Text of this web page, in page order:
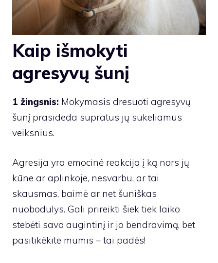
Kaip išmokyti
agresyvų šunį
1 žingsnis: Mokymasis dresuoti agresyvų
šunį prasideda supratus jų sukeliamus
veiksnius.
Agresija yra emocinė reakcija į ką nors jų
kūne ar aplinkoje, nesvarbu, ar tai
skausmas, baimė ar net šuniškas
nuobodulys. Gali prireikti šiek tiek laiko
stebėti savo augintinį ir jo bendravimą, bet
pasitikėkite mumis – tai padės!